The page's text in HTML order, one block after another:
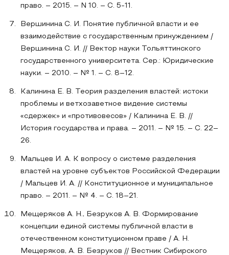
право. – 2015. – N 10. – С. 5-11.
Вершинина С. И. Понятие публичной власти и ее
взаимодействие с государственным принуждением /
Вершинина С. И. // Вектор науки Тольяттинского
государственного университета. Сер.: Юридические
науки. – 2010. – № 1. – С. 8–12.
Калинина Е. В. Теория разделения властей: истоки
проблемы и ветхозаветное видение системы
«сдержек» и «противовесов» / Калинина Е. В. //
История государства и права. – 2011. – № 15. – С. 22–
26.
Мальцев И. А. К вопросу о системе разделения
властей на уровне субъектов Российской Федерации
/ Мальцев И. А. // Конституционное и муниципальное
право. – 2011. – № 4. – С. 18–21.
Мещеряков А. Н., Безруков А. В. Формирование
концепции единой системы публичной власти в
отечественном конституционном праве / А. Н.
Мещеряков, А. В. Безруков // Вестник Сибирского